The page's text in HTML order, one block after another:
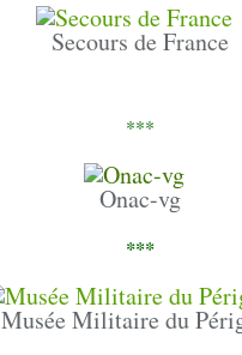
Secours de France
***
Onac-vg
***
Musée Militaire du